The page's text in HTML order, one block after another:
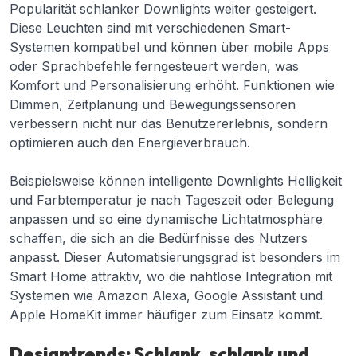
Popularität schlanker Downlights weiter gesteigert.
Diese Leuchten sind mit verschiedenen Smart-
Systemen kompatibel und können über mobile Apps
oder Sprachbefehle ferngesteuert werden, was
Komfort und Personalisierung erhöht. Funktionen wie
Dimmen, Zeitplanung und Bewegungssensoren
verbessern nicht nur das Benutzererlebnis, sondern
optimieren auch den Energieverbrauch.
Beispielsweise können intelligente Downlights Helligkeit
und Farbtemperatur je nach Tageszeit oder Belegung
anpassen und so eine dynamische Lichtatmosphäre
schaffen, die sich an die Bedürfnisse des Nutzers
anpasst. Dieser Automatisierungsgrad ist besonders im
Smart Home attraktiv, wo die nahtlose Integration mit
Systemen wie Amazon Alexa, Google Assistant und
Apple HomeKit immer häufiger zum Einsatz kommt.